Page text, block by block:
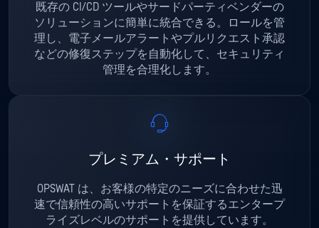
既存の CI/CD ツールやサードパーティベンダーの
ソリューションに簡単に統合できる。ロールを管
理し、電子メールアラートやプルリクエスト承認
などの修復ステップを自動化して、セキュリティ
管理を合理化します。
プレミアム・サポート
OPSWAT は、お客様の特定のニーズに合わせた迅
速で信頼性の高いサポートを保証するエンタープ
ライズレベルのサポートを提供しています。